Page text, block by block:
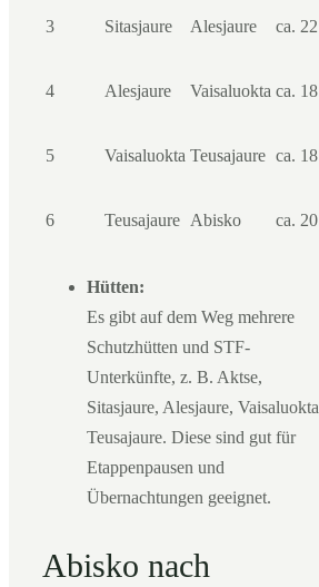
3 Sitasjaure Alesjaure ca. 22
4 Alesjaure Vaisaluokta ca. 18
5 Vaisaluokta Teusajaure ca. 18
6 Teusajaure Abisko ca. 20
Hütten:
Es gibt auf dem Weg mehrere
Schutzhütten und STF-
Unterkünfte, z. B. Aktse,
Sitasjaure, Alesjaure,
Teusajaure. Diese sind gut für
Etappenpausen und
Übernachtungen geeignet.
Abisko nach